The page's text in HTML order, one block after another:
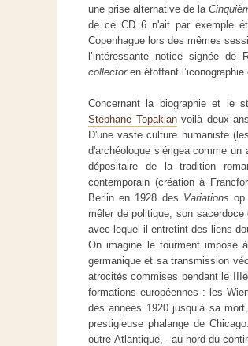
une prise alternative de la
de ce CD 6 n'ait par exemple
Copenhague lors des mêmes
l’intéressante notice signée
collectoren étoffant
Concernant la biographie et le
Stéphane Topakianvoilà deux
D'une vaste culture humaniste
d'archéologue s’érigea comme
dépositaire de la tradition
contemporain (création à
Berlin en 1928 des Variations
mêler de politique, son
avec lequel il entretint des liens
On imagine le tourment imposé
germanique et sa transmission
atrocités commises pendant le
formations européennes : les
des années 1920 jusqu’à sa
prestigieuse phalange de
outre-Atlantique, –au nord du